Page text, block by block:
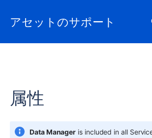
アセットのサポート
属性
Data Manager is included in all